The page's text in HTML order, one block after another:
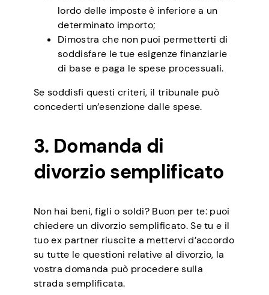
lordo delle imposte è inferiore a un
determinato importo;
Dimostra che non puoi permetterti di
soddisfare le tue esigenze finanziarie
di base e paga le spese processuali.
Se soddisfi questi criteri, il tribunale può
concederti un’esenzione dalle spese.
3. Domanda di
divorzio semplificato
Non hai beni, figli o soldi? Buon per te: puoi
chiedere un divorzio semplificato. Se tu e il
tuo ex partner riuscite a mettervi d’accordo
su tutte le questioni relative al divorzio, la
vostra domanda può procedere sulla
strada semplificata.